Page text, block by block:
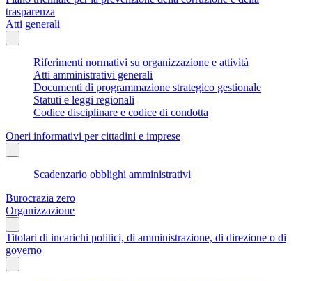
trasparenza
Atti generali
Riferimenti normativi su organizzazione e attività
Atti amministrativi generali
Documenti di programmazione strategico gestionale
Statuti e leggi regionali
Codice disciplinare e codice di condotta
Oneri informativi per cittadini e imprese
Scadenzario obblighi amministrativi
Burocrazia zero
Organizzazione
Titolari di incarichi politici, di amministrazione, di direzione o di
governo